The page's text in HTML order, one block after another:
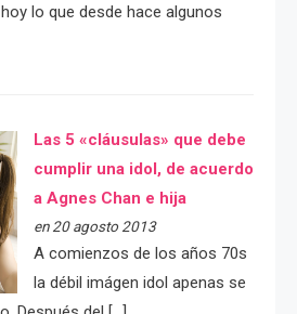
lo que desde hace algunos
Las 5 «cláusulas» que debe
cumplir una idol, de acuerdo
a Agnes Chan e hija
en 20 agosto 2013
A comienzos de los años 70s
la débil imágen idol apenas se